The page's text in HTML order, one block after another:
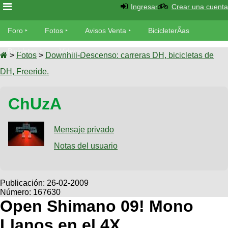
Foro
Foro
TÃ©cnica
Fotos
tu foto
Galeria
XC
Viajes
Descenso
Dirt
SUBÃ
tu
Buscar
Ultimos
Fotos
BicicleterÃ­
as
Bicicletas
Tandem
Videos
Cicloturismo
Ingresar Crear una cuenta
Foro Fotos Avisos Venta BicicleterÃ­as
Bicicletas Videos
> Fotos > Downhill-Descenso: carreras DH, bicicletas de
DH, Freeride.
ChUzA
Mensaje privado
Notas del usuario
Publicación: 26-02-2009
Número: 167630
Open Shimano 09! Mono